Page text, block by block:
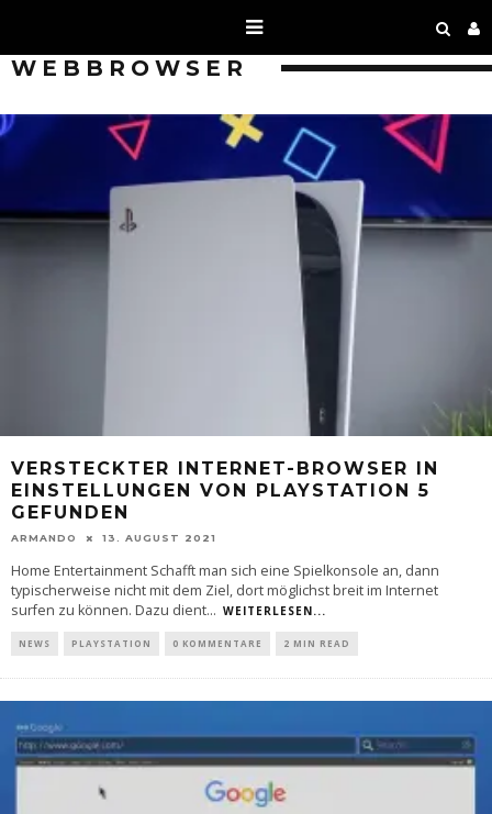
WEBBROWSER
VERSTECKTER INTERNET-BROWSER IN
EINSTELLUNGEN VON PLAYSTATION 5
GEFUNDEN
ARMANDO 13. AUGUST 2021
Home Entertainment Schafft man sich eine Spielkonsole an, dann
typischerweise nicht mit dem Ziel, dort möglichst breit im Internet
surfen zu können. Dazu dient... WEITERLESEN...
NEWS PLAYSTATION 0 KOMMENTARE 2 MIN READ